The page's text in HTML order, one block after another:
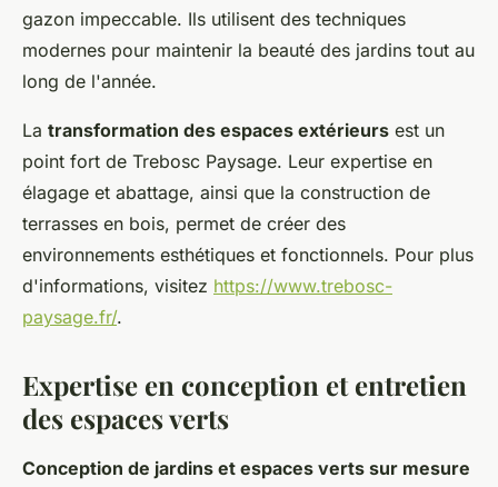
gazon impeccable. Ils utilisent des techniques
modernes pour maintenir la beauté des jardins tout au
long de l'année.
La transformation des espaces extérieurs est un
point fort de Trebosc Paysage. Leur expertise en
élagage et abattage, ainsi que la construction de
terrasses en bois, permet de créer des
environnements esthétiques et fonctionnels. Pour plus
d'informations, visitez https://www.trebosc-
paysage.fr/.
Expertise en conception et entretien
des espaces verts
Conception de jardins et espaces verts sur mesure